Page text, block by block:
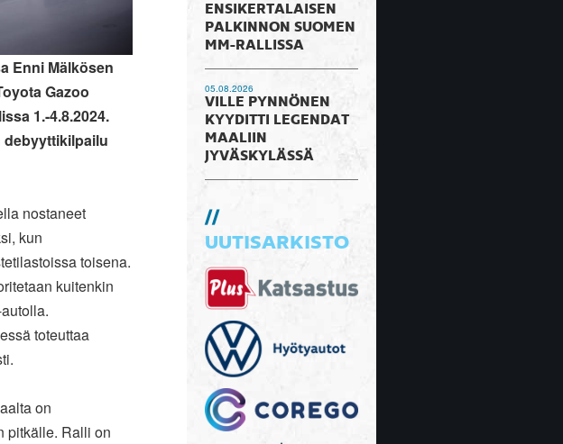
Enni Mälkösen
Gazoo
1.-4.8.2024.
debyyttikilpailu
nostaneet
kun
toisena.
kuitenkin
toteuttaa
on
pitkälle. Ralli on
ENSIKERTALAISEN
PALKINNON SUOMEN
MM-RALLISSA
05.08.2026
VILLE PYNNÖNEN
KYYDITTI LEGENDAT
MAALIIN
JYVÄSKYLÄSSÄ
UUTISARKISTO